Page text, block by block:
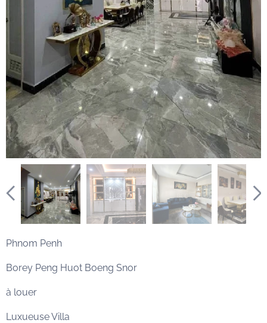
Phnom Penh
Borey Peng Huot Boeng Snor
à louer
Luxueuse Villa